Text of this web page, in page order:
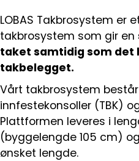
LOBAS Takbrosystem er
takbrosystem som gir en
taket samtidig som det
takbelegget.
Vårt takbrosystem
innfestekonsoller (TBK)
Plattformen leveres i
(byggelengde 105 cm)
ønsket lengde.